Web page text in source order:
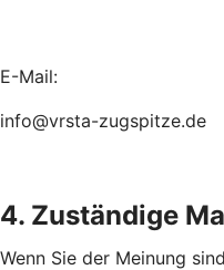
E-Mail:
info@vrsta-zugspitze.de
4. Zuständige
Wenn Sie der Meinung